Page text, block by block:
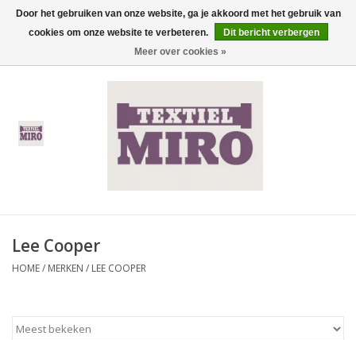
0 Artikelen - €0,00
Heren
Thermisch ondergoed
Lee Cooper
HOME/ MERKEN / LEE COOPER
Door het gebruiken van onze website, ga je akkoord met het gebruik van
cookies om onze website te verbeteren.
Dit bericht verbergen
Meer over cookies »